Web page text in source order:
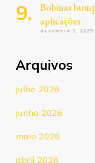
Bobinas
aplicações
dezembro 1, 2025
Arquivos
julho 2026
junho 2026
maio 2026
abril 2026